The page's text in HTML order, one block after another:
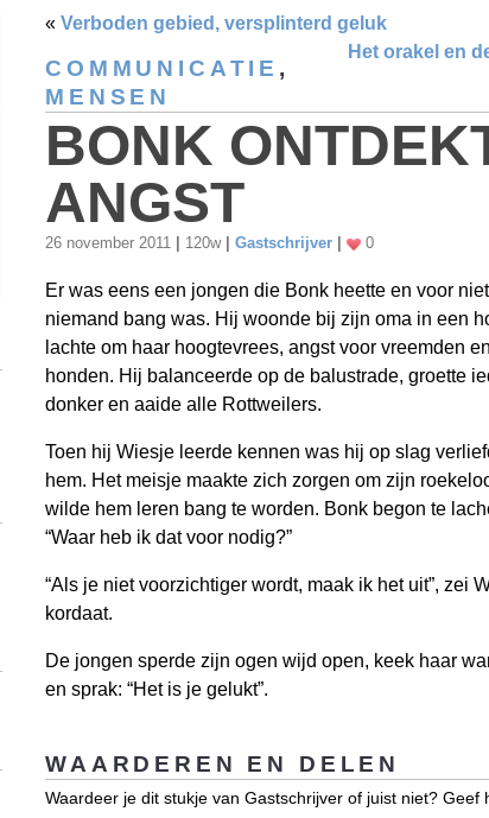
« Verboden gebied, versplinterd geluk
Het orakel en
COMMUNICATIE ,
MENSEN
BONK
ANGST
26 november 2011 120w Gastschrijver 0
Er was eens een jongen die Bonk heette en voor
niemand bang was. Hij woonde bij zijn oma in een
lachte om haar hoogtevrees, angst voor vreemden
honden. Hij balanceerde op de balustrade, groette
donker en aaide alle Rottweilers.
Toen hij Wiesje leerde kennen was hij op slag
hem. Het meisje maakte zich zorgen om zijn
wilde hem leren bang te worden. Bonk begon te
“Waar heb ik dat voor nodig?”
“Als je niet voorzichtiger wordt, maak ik het uit”, zei
kordaat.
De jongen sperde zijn ogen wijd open, keek haar
en sprak: “Het is je gelukt”.
WAARDEREN EN DELEN
Waardeer je dit stukje van Gastschrijver of juist niet? Geef